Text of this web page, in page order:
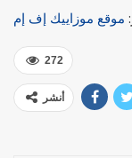
موقع موزاييك إف إم
272
أنشر